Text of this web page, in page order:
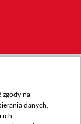
zgody na
danych,
ich